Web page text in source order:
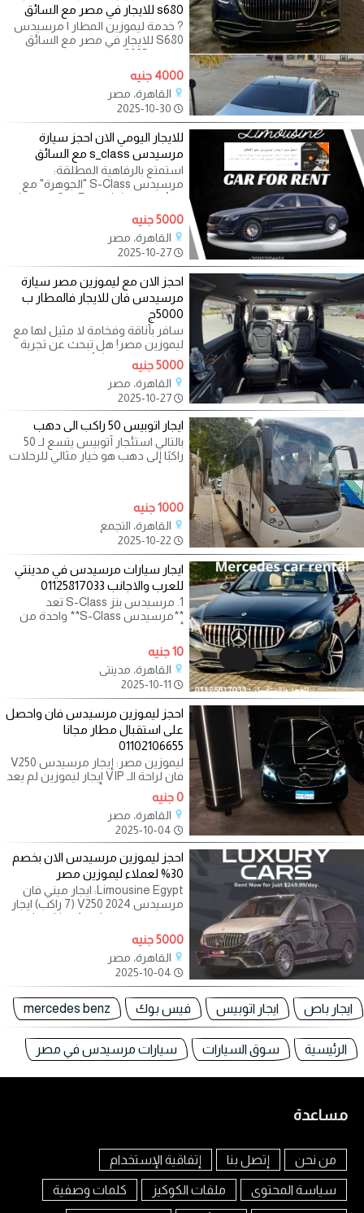
s680 للايجار في مصر مع السائق
? خدمة ليموزين المطار | مرسيدس
S680 للايجار في مصر مع السائق
والاحترافية
4000 جنيه
القاهرة، مصر
للايجار اليومي الان احجز سيارة
مرسيدس s_class مع السائق
استمتع بالرفاهية المطلقة:
مرسيدس S-Class "الجوهرة" مع
سائق خاص (Luxury Car Rental -
هل تبحث عن
5000 جنيه
القاهرة، مصر
2025-10-27
احجز الان مع ليموزين مصر سيارة
مرسيدس فان للايجار فالمطار ب
5000ج
سافر بأناقة وفخامة لا مثيل لها مع
ليموزين مصر! هل تبحث عن تجربة
نقل سياحي استثنائية في مصر؟ تقدم
لك
5000 جنيه
القاهرة، مصر
2025-10-27
ايجار اتوبيس 50 راكب الى دهب
بالتالي استئجار أتوبيس يتسع لـ 50
راكبًا إلى دهب هو خيار مثالي للرحلات
1000 جنيه
القاهرة، التجمع
ايجار سيارات مرسيدس في مدينتي
للعرب والاجانب 01125817033
1. مرسيدس بنز S-Class تعد
**مرسيدس S-Class** واحدة من
تتميز بتصميمها
10 جنيه
القاهرة، مدينتي
احجز ليموزين مرسيدس فان واحصل
على استقبال مطار مجانا
01102106655
ليموزين مصر: إيجار مرسيدس V250
فان لراحة الـ VIP ايجار ليموزين لم يعد
مجرد رفاهية، بل أصبح ضرورة،
0 جنيه
القاهرة، مصر
احجز ليموزين مرسيدس الان بخصم
30% لعملاء ليموزين مصر
Limousine Egypt: ايجار ميني فان
مرسيدس V250 2024 (7 راكب) ايجار
ليموزين مصر: Looking for the
ultimate blend of luxury, space,
and performance
5000 جنيه
القاهرة، مصر
ايجار باص ايجار اتوبيس فيس بوك mercedes benz
الرئيسية سوق السيارات سيارات مرسيدس في مصر
مساعدة
من نحن إتصل بنا إتفاقية الإستخدام
سياسة المحتوى ملفات الكوكيز كلمات وصفية